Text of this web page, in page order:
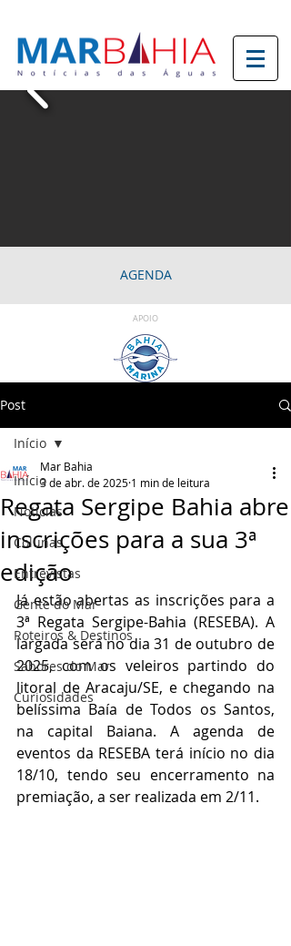
AGENDA
APOIO
Post
Início
Notícias
Colunas
Entrevistas
Gente do Mar
Roteiros & Destinos
Sabores do Mar
Curiosidades
Início
Regata Sergipe Bahia abre
inscrições para a sua 3ª
edição
Mar Bahia
3 de abr. de 2025 1 min de leitura
Já estão abertas as inscrições para a
3ª Regata Sergipe-Bahia (RESEBA). A
largada será no dia 31 de outubro de
2025, com os veleiros partindo do
litoral de Aracaju/SE, e chegando na
belíssima Baía de Todos os Santos,
na capital Baiana. A agenda de
eventos da RESEBA terá início no dia
18/10, tendo seu encerramento na
premiação, a ser realizada em 2/11.